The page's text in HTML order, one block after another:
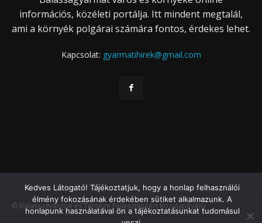
információs, közéleti portálja. Itt mindent megtalál,
ami a környék polgárai számára fontos, érdekes lehet.
Kapcsolat: gyarmatihirek@gmail.com
© Balassagyarmat és Térsége Fejlesztéséért Közalapítvány
Kedves Látogató! Tájékoztatjuk, hogy a honlap felhasználói
élmény fokozásának érdekében sütiket alkalmazunk. A
honlapunk használatával ön a tájékoztatásunkat tudomásul